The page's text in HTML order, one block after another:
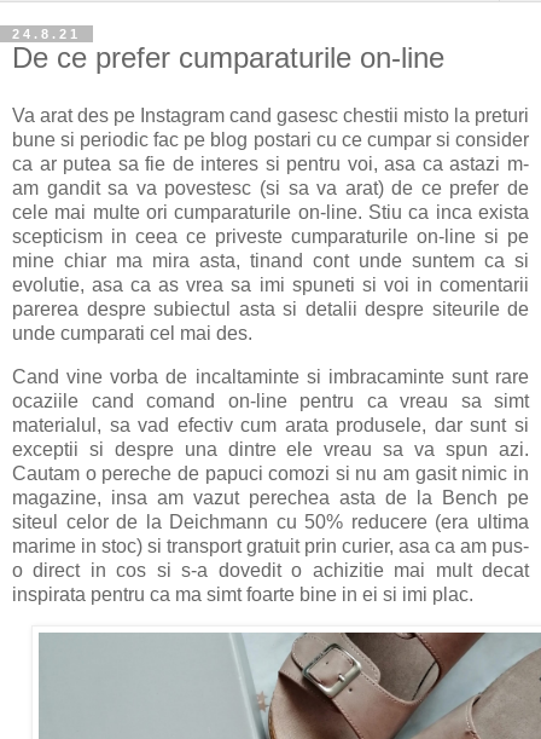
24.8.21
De ce prefer cumparaturile on-line
Va arat des pe Instagram cand gasesc chestii misto la preturi
bune si periodic fac pe blog postari cu ce cumpar si consider
ca ar putea sa fie de interes si pentru voi, asa ca astazi m-
am gandit sa va povestesc (si sa va arat) de ce prefer de
cele mai multe ori cumparaturile on-line. Stiu ca inca exista
scepticism in ceea ce priveste cumparaturile on-line si pe
mine chiar ma mira asta, tinand cont unde suntem ca si
evolutie, asa ca as vrea sa imi spuneti si voi in comentarii
parerea despre subiectul asta si detalii despre siteurile de
unde cumparati cel mai des.
Cand vine vorba de incaltaminte si imbracaminte sunt rare
ocaziile cand comand on-line pentru ca vreau sa simt
materialul, sa vad efectiv cum arata produsele, dar sunt si
exceptii si despre una dintre ele vreau sa va spun azi.
Cautam o pereche de papuci comozi si nu am gasit nimic in
magazine, insa am vazut perechea asta de la Bench pe
siteul celor de la Deichmann cu 50% reducere (era ultima
marime in stoc) si transport gratuit prin curier, asa ca am pus-
o direct in cos si s-a dovedit o achizitie mai mult decat
inspirata pentru ca ma simt foarte bine in ei si imi plac.